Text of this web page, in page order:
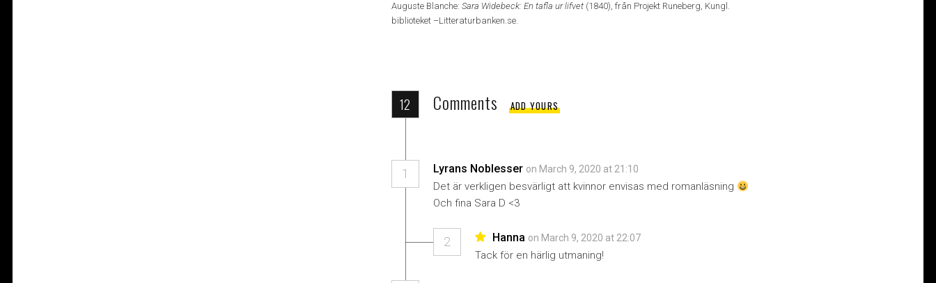
Auguste Blanche: Sara Widebeck: En tafla ur lifvet (1840), från Projekt Runeberg, Kungl.
biblioteket –Litteraturbanken.se.
12 Comments ADD YOURS
1 Lyrans Noblesser on March 9, 2020 at 21:10
Det är verkligen besvärligt att kvinnor envisas med romanläsning
Och fina Sara D <3
2 Hanna on March 9, 2020 at 22:07
Tack för en härlig utmaning!